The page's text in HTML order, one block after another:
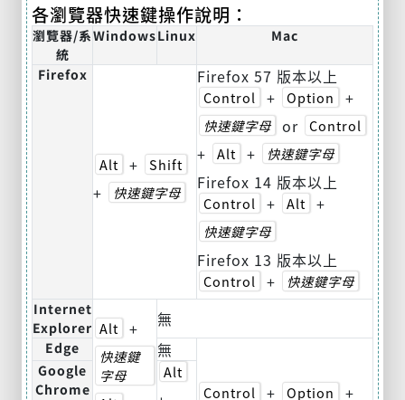
各瀏覽器快速鍵操作說明：
瀏覽器/系
統
WindowsLinux Mac
Firefox
Alt + Shift
+ 快速鍵字母
Firefox 57 版本以上
Control + Option +
快速鍵字母 or Control
+ Alt + 快速鍵字母
Firefox 14 版本以上
Control + Alt +
快速鍵字母
Firefox 13 版本以上
Control + 快速鍵字母
Internet
Explorer Alt +
快速鍵
字母
無
Edge 無
Control + Option +
Google
Chrome
Alt